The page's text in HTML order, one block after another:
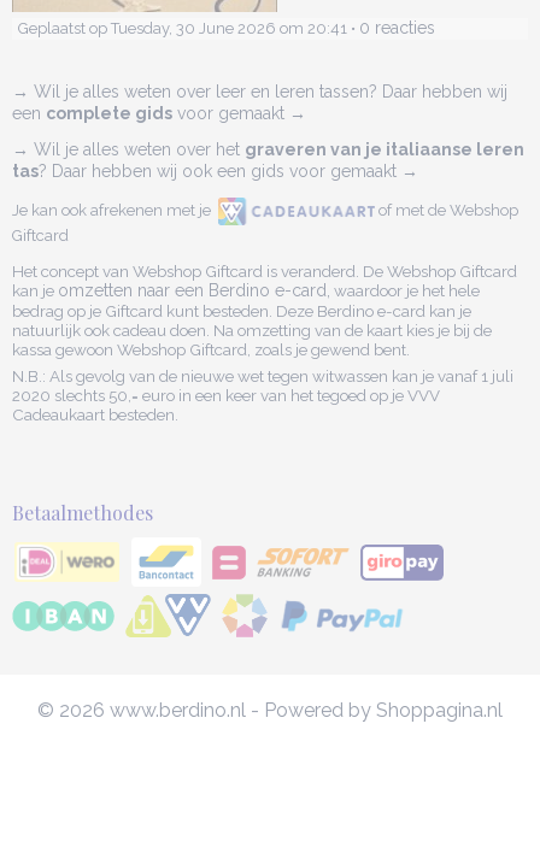
Geplaatst op Tuesday, 30 June 2026 om 20:41 • 0 reacties
→ Wil je alles weten over leer en leren tassen? Daar hebben wij
een complete gids voor gemaakt →
→ Wil je alles weten over het graveren van je italiaanse leren
tas? Daar hebben wij ook een gids voor gemaakt →
Je kan ook afrekenen met je
of met de Webshop
Giftcard
Het concept van Webshop Giftcard is veranderd. De Webshop Giftcard
kan je omzetten naar een Berdino e-card, waardoor je het hele
bedrag op je Giftcard kunt besteden. Deze Berdino e-card kan je
natuurlijk ook cadeau doen. Na omzetting van de kaart kies je bij de
kassa gewoon Webshop Giftcard, zoals je gewend bent.
N.B.: Als gevolg van de nieuwe wet tegen witwassen kan je vanaf 1 juli
2020 slechts 50,= euro in een keer van het tegoed op je VVV
Cadeaukaart besteden.
Betaalmethodes
© 2026 www.berdino.nl - Powered by Shoppagina.nl